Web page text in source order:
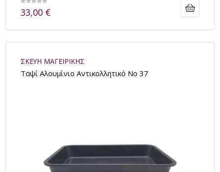
33,00 €
ΣΚΕΥΗ ΜΑΓΕΙΡΙΚΗΣ
Tαψί Aλουμίνιο Αντικολλητικό Νο 37